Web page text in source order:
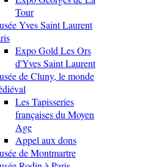
Tour
Yves Saint Laurent
Expo Gold Les Ors
d'Yves Saint Laurent
de Cluny, le monde
Les Tapisseries
françaises du Moyen
Age
Appel aux dons
de Montmartre